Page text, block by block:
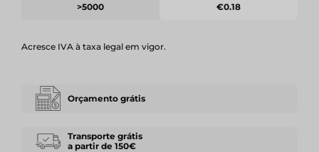
>5000 €0.18
Acresce IVA à taxa legal em vigor.
Orçamento grátis
Transporte grátis
a partir de 150€